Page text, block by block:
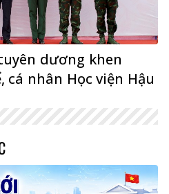
dương khen
nhân Học viện Hậu